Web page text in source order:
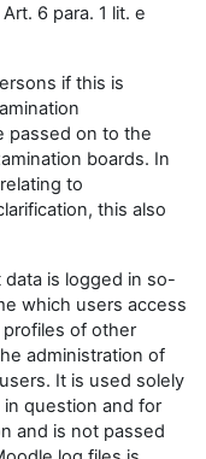
6 para. 1 lit. e
if this is
passed on to the
boards. In
to
this also
is logged in so-
which users access
of other
administration of
It is used solely
question and for
and is not passed